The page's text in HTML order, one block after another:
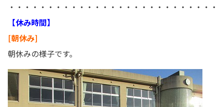
・・・・・・・・・・・・・・・・・・・・・・・・・・・
【休み時間】
[朝休み]
朝休みの様子です。